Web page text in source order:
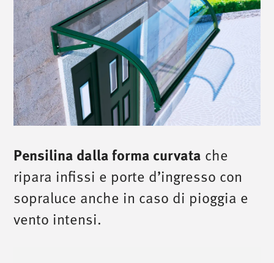
Pensilina dalla forma curvata che
ripara infissi e porte d’ingresso con
sopraluce anche in caso di pioggia e
vento intensi.